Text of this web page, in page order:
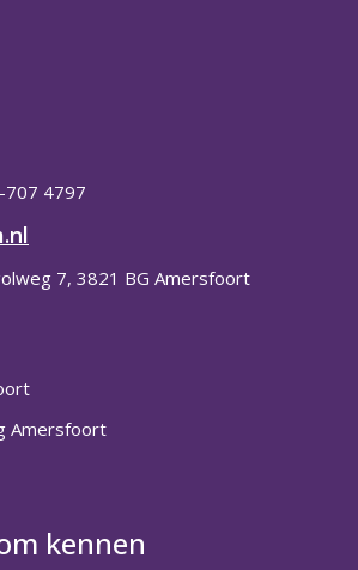
4797
7, 3821 BG Amersfoort
Amersfoort
kennen